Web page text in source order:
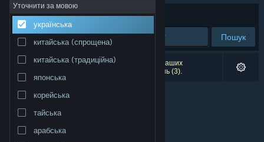
Підтримка
Змінити мову
Переглянути повну версію
Уточнити за мовою
українська
китайська (спрощена)
китайська (традиційна)
японська
корейська
тайська
арабська
Упорядкувати за доречністю
Пошук
Результатів вашого пошуку: 0. Відповідно до ваших
уподобань було виключено кілька найменувань (3).